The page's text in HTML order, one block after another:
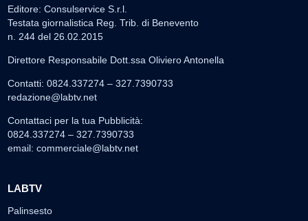
Editore: Consulservice S.r.l.
Testata giornalistica Reg. Trib. di Benevento
n. 244 del 26.02.2015
Direttore Responsabile Dott.ssa Oliviero Antonella
Contatti: 0824.337274 – 327.7390733
redazione@labtv.net
Contattaci per la tua Pubblicità:
0824.337274 – 327.7390733
email: commerciale@labtv.net
LABTV
Palinsesto